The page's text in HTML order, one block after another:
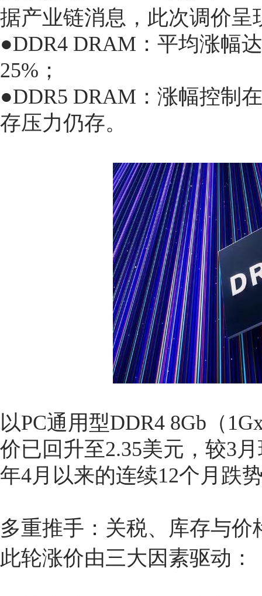
据产业链消息，此次调价
●DDR4 DRAM：平均涨幅
25%；
●DDR5 DRAM：涨幅控制
存压力仍存。
以PC通用型DDR4 8Gb（
价已回升至2.35美元，较3
年4月以来的连续12个月跌
多重推手：关税、库存与价
此轮涨价由三大因素驱动：